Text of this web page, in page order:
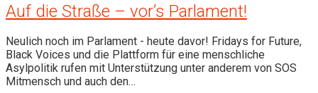
Auf die Straße – vor’s Parlament!
Neulich noch im Parlament - heute davor! Fridays for Future,
Black Voices und die Plattform für eine menschliche
Asylpolitik rufen mit Unterstützung unter anderem von SOS
Mitmensch und auch den…